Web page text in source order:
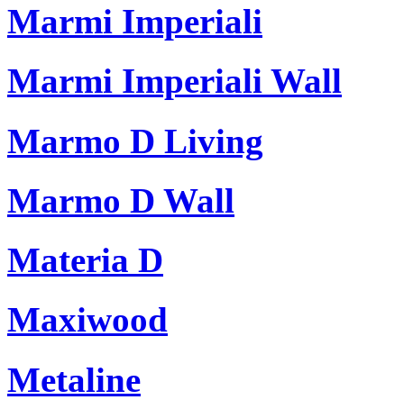
Marmi Imperiali
Marmi Imperiali Wall
Marmo D Living
Marmo D Wall
Materia D
Maxiwood
Metaline